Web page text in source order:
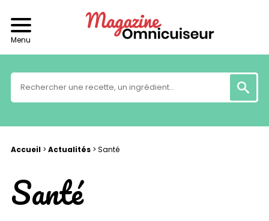
Menu
Accueil> Actualités> Santé
Santé